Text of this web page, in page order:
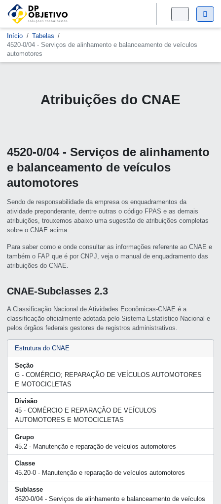
Início
Tabelas
4520-0/04 - Serviços de alinhamento e balanceamento de veículos
automotores
Atribuições do CNAE
4520-0/04 - Serviços de alinhamento
e balanceamento de veículos
automotores
Sendo de responsabilidade da empresa os enquadramentos da
atividade preponderante, dentre outras o código FPAS e as demais
atribuições, trouxemos abaixo uma sugestão de atribuições completas
sobre o CNAE acima.
Para saber como e onde consultar as informações referente ao CNAE e
também o FAP que é por CNPJ, veja o manual de enquadramento das
atribuições do CNAE.
CNAE-Subclasses 2.3
A Classificação Nacional de Atividades Econômicas-CNAE é a
classificação oficialmente adotada pelo Sistema Estatístico Nacional e
pelos órgãos federais gestores de registros administrativos.
Estrutura do CNAE
Seção
G - COMÉRCIO; REPARAÇÃO DE VEÍCULOS AUTOMOTORES
E MOTOCICLETAS
Divisão
45 - COMÉRCIO E REPARAÇÃO DE VEÍCULOS
AUTOMOTORES E MOTOCICLETAS
Grupo
45.2 - Manutenção e reparação de veículos automotores
Classe
45.20-0 - Manutenção e reparação de veículos automotores
Sublasse
4520-0/04 - Serviços de alinhamento e balanceamento de veículos